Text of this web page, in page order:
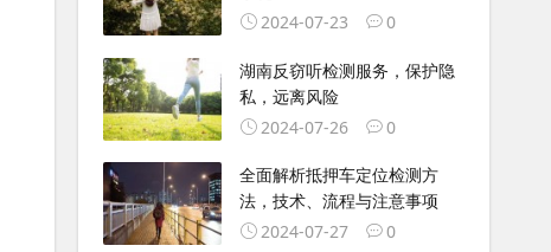
2024-07-23
0
湖南反窃听检测服务，保护隐
私，远离风险
2024-07-26
0
全面解析抵押车定位检测方
法，技术、流程与注意事项
2024-07-27
0